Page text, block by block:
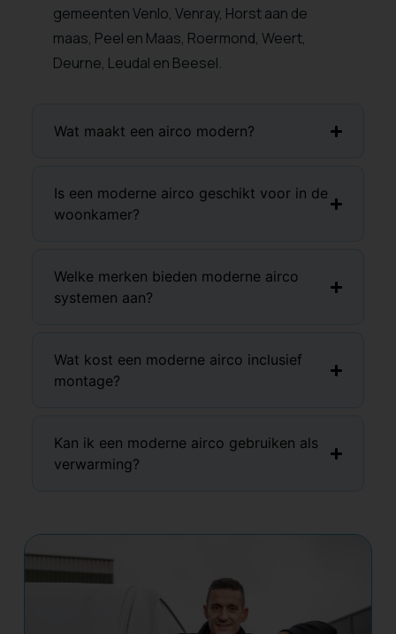
gemeenten Venlo, Venray, Horst aan de
maas, Peel en Maas, Roermond, Weert,
Deurne, Leudal en Beesel.
Wat maakt een airco modern?
Is een moderne airco geschikt voor in de
woonkamer?
Welke merken bieden moderne airco
systemen aan?
Wat kost een moderne airco inclusief
montage?
Kan ik een moderne airco gebruiken als
verwarming?